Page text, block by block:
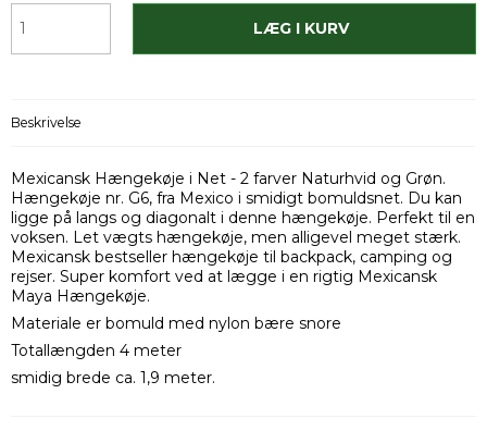
LÆG I KURV
Beskrivelse
Mexicansk Hængekøje i Net - 2 farver Naturhvid og Grøn.
Hængekøje nr. G6, fra Mexico i smidigt bomuldsnet. Du kan
ligge på langs og diagonalt i denne hængekøje. Perfekt til en
voksen. Let vægts hængekøje, men alligevel meget stærk.
Mexicansk bestseller hængekøje til backpack, camping og
rejser. Super komfort ved at lægge i en rigtig Mexicansk
Maya Hængekøje.
Materiale er bomuld med nylon bære snore
Totallængden 4 meter
smidig brede ca. 1,9 meter.